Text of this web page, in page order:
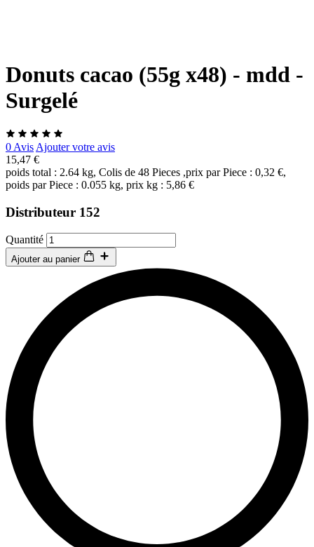
Donuts cacao (55g x48) - mdd -
Surgelé
0 Avis Ajouter votre avis
15,47 €
poids total : 2.64 kg, Colis de 48 Pieces ,prix par Piece : 0,32 €,
poids par Piece : 0.055 kg, prix kg : 5,86 €
Distributeur 152
Quantité
Ajouter au panier